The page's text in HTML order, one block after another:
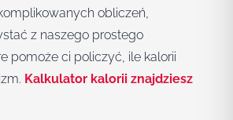
obliczeń,
z naszego prostego
pomoże ci policzyć, ile kalorii
Kalkulator kalorii znajdziesz